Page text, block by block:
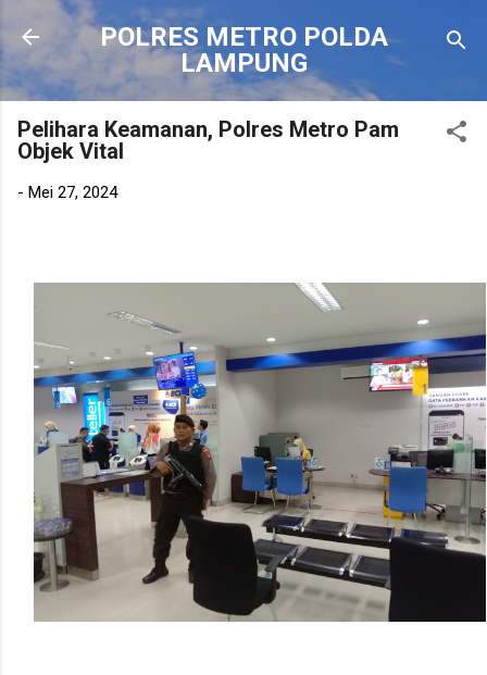
Langsung ke konten utama
POLRES METRO POLDA
LAMPUNG
Pelihara Keamanan, Polres Metro Pam
Objek Vital
- Mei 27, 2024